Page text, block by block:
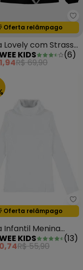
- Blusa Ursinhos
Oferta relâmpago
em:01:23:59
Lovely com Strass
KIDS (6)
R$ 69,90
- Blusão em
Oferta relâmpago
em:01:23:59
Infantil Menina
Longa Branco
KIDS (13)
R$ 55,90